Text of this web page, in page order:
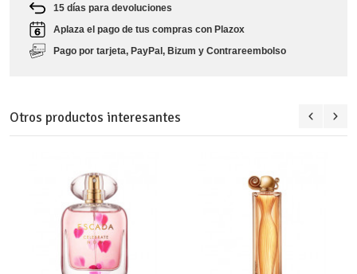
15 días para devoluciones
Aplaza el pago de tus compras con Plazox
Pago por tarjeta, PayPal, Bizum y Contrareembolso
Otros productos interesantes